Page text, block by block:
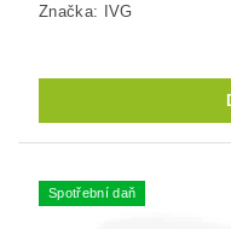
Značka: IVG
Spotřební daň